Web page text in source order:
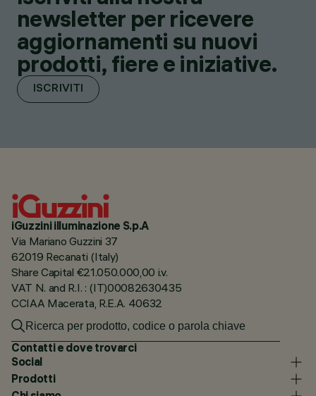
newsletter per ricevere
aggiornamenti su nuovi
prodotti, fiere e iniziative.
ISCRIVITI
iGuzzini illuminazione S.p.A
Via Mariano Guzzini 37
62019 Recanati (Italy)
Share Capital €21.050.000,00 i.v.
VAT N. and R.I. : (IT)00082630435
CCIAA Macerata, R.E.A. 40632
Contatti e dove trovarci
Social
Prodotti